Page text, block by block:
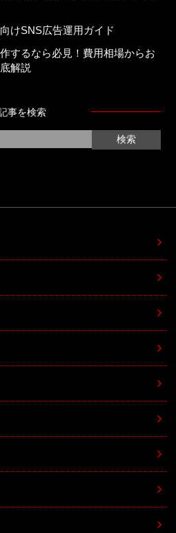
けSNS広告運用ガイド
するなら必見！費用相場からお
解説
事を検索